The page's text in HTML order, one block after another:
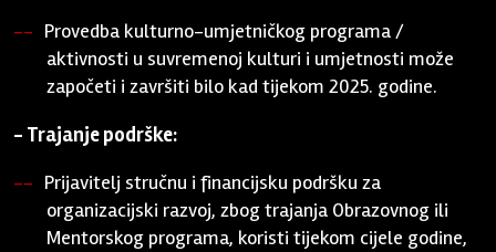
Provedba kulturno-umjetničkog programa /
aktivnosti u suvremenoj kulturi i umjetnosti može
započeti i završiti bilo kad tijekom 2025. godine.
- Trajanje podrške:
Prijavitelj stručnu i financijsku podršku za
organizacijski razvoj, zbog trajanja Obrazovnog ili
Mentorskog programa, koristi tijekom cijele godine,